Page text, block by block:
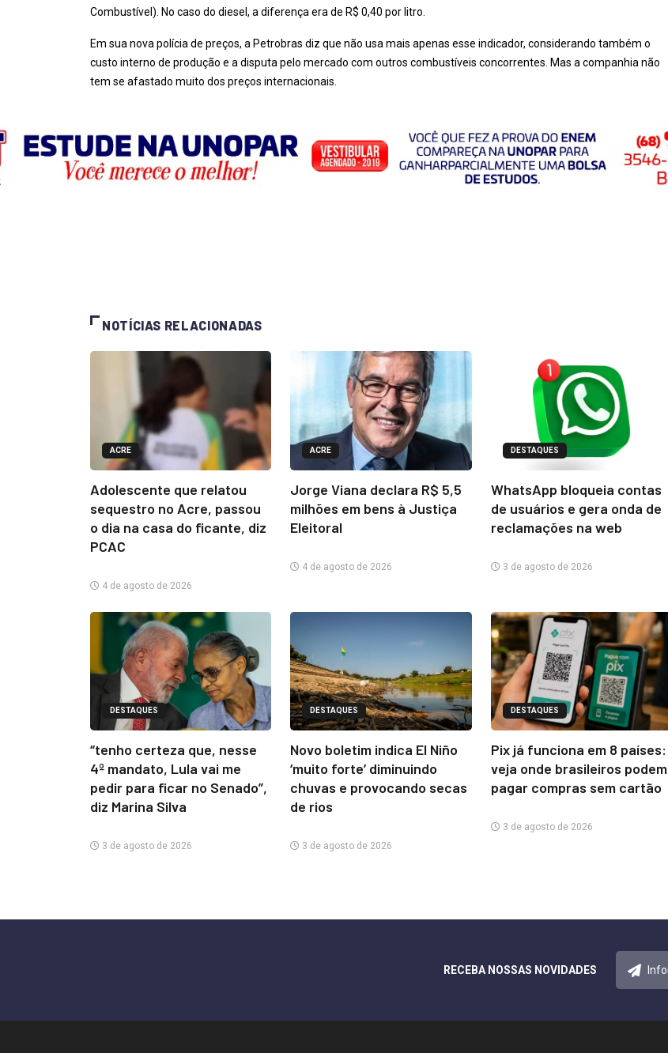
Combustível). No caso do diesel, a diferença era de R$ 0,40 por litro.
Em sua nova polícia de preços, a Petrobras diz que não usa mais apenas esse indicador, considerando também o
custo interno de produção e a disputa pelo mercado com outros combustíveis concorrentes. Mas a companhia não
tem se afastado muito dos preços internacionais.
NOTÍCIAS RELACIONADAS
ACRE
Adolescente que relatou
sequestro no Acre, passou
o dia na casa do ficante, diz
PCAC
4 de agosto de 2026
ACRE
Jorge Viana declara R$ 5,5
milhões em bens à Justiça
Eleitoral
4 de agosto de 2026
DESTAQUES
WhatsApp bloqueia contas
de usuários e gera onda de
reclamações na web
3 de agosto de 2026
DESTAQUES
“tenho certeza que, nesse
4º mandato, Lula vai me
pedir para ficar no Senado”,
diz Marina Silva
3 de agosto de 2026
DESTAQUES
Novo boletim indica El Niño
‘muito forte’ diminuindo
chuvas e provocando secas
de rios
3 de agosto de 2026
DESTAQUES
Pix já funciona em 8 países:
veja onde brasileiros podem
pagar compras sem cartão
3 de agosto de 2026
RECEBA NOSSAS NOVIDADES